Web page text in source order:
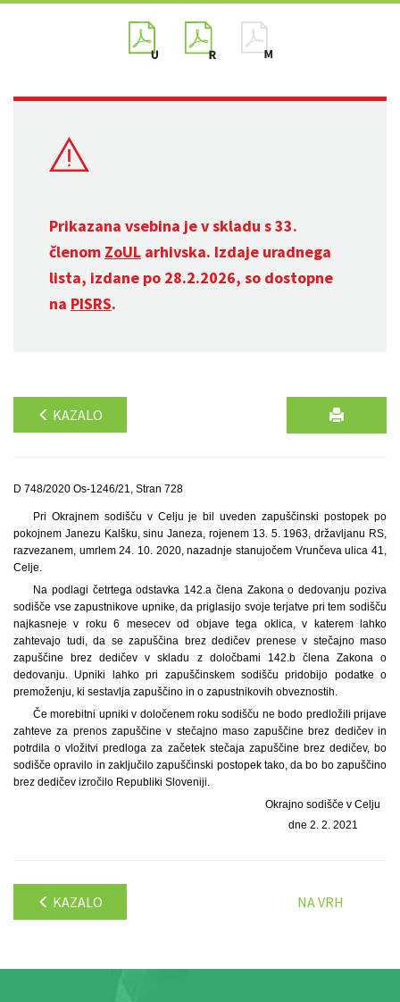
Prikazana vsebina je v skladu s 33.
členom ZoUL arhivska. Izdaje uradnega
lista, izdane po 28.2.2026, so dostopne
na PISRS.
KAZALO
D 748/2020 Os-1246/21, Stran 728
Pri Okrajnem sodišču v Celju je bil uveden zapuščinski postopek po
pokojnem Janezu Kalšku, sinu Janeza, rojenem 13. 5. 1963, državljanu RS,
razvezanem, umrlem 24. 10. 2020, nazadnje stanujočem Vrunčeva ulica 41,
Celje.
Na podlagi četrtega odstavka 142.a člena Zakona o dedovanju poziva
sodišče vse zapustnikove upnike, da priglasijo svoje terjatve pri tem sodišču
najkasneje v roku 6 mesecev od objave tega oklica, v katerem lahko
zahtevajo tudi, da se zapuščina brez dedičev prenese v stečajno maso
zapuščine brez dedičev v skladu z določbami 142.b člena Zakona o
dedovanju. Upniki lahko pri zapuščinskem sodišču pridobijo podatke o
premoženju, ki sestavlja zapuščino in o zapustnikovih obveznostih.
Če morebitni upniki v določenem roku sodišču ne bodo predložili prijave
zahteve za prenos zapuščine v stečajno maso zapuščine brez dedičev in
potrdila o vložitvi predloga za začetek stečaja zapuščine brez dedičev, bo
sodišče opravilo in zaključilo zapuščinski postopek tako, da bo bo zapuščino
brez dedičev izročilo Republiki Sloveniji.
Okrajno sodišče v Celju
dne 2. 2. 2021
KAZALO NA VRH